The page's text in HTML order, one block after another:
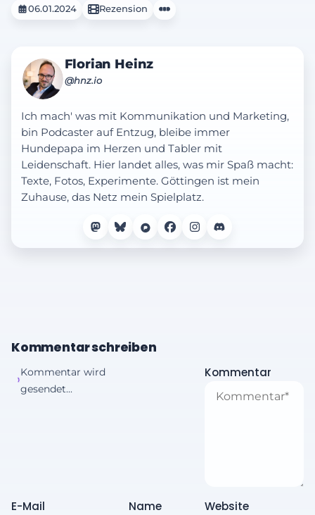
06.01.2024 Rezension
Florian Heinz
@hnz.io
Ich mach' was mit Kommunikation und Marketing,
bin Podcaster auf Entzug, bleibe immer
Hundepapa im Herzen und Tabler mit
Leidenschaft. Hier landet alles, was mir Spaß macht:
Texte, Fotos, Experimente. Göttingen ist mein
Zuhause, das Netz mein Spielplatz.
Kommentar schreiben
Kommentar wird
gesendet...
Kommentar
E-Mail Name Website